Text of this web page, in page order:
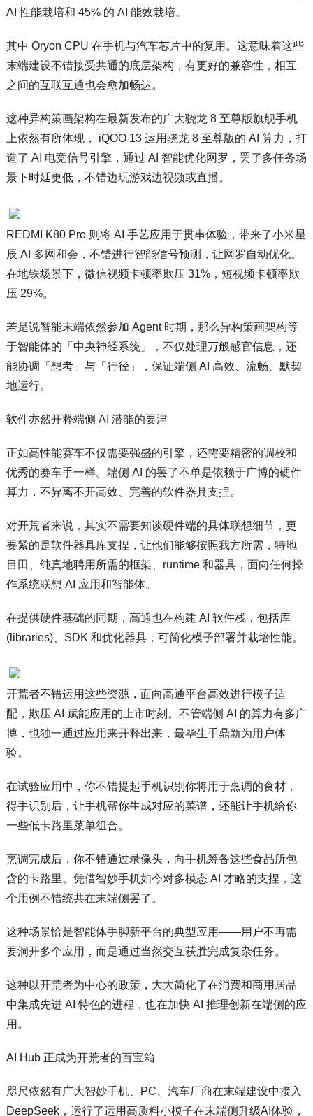
AI 性能栽培和 45% 的 AI 能效栽培。
其中 Oryon CPU 在手机与汽车芯片中的复用。这意味着这些
末端建设不错接受共通的底层架构，有更好的兼容性，相互
之间的互联互通也会愈加畅达。
这种异构策画架构在最新发布的广大骁龙 8 至尊版旗舰手机
上依然有所体现， iQOO 13 运用骁龙 8 至尊版的 AI 算力，打
造了 AI 电竞信号引擎，通过 AI 智能优化网罗，罢了多任务场
景下时延更低，不错边玩游戏边视频或直播。
REDMI K80 Pro 则将 AI 手艺应用于贯串体验，带来了小米星
辰 AI 多网和会，不错进行智能信号预测，让网罗自动优化。
在地铁场景下，微信视频卡顿率欺压 31%，短视频卡顿率欺
压 29%。
若是说智能末端依然参加 Agent 时期，那么异构策画架构等
于智能体的「中央神经系统」，不仅处理万般感官信息，还
能协调「想考」与「行径」，保证端侧 AI 高效、流畅、默契
地运行。
软件亦然开释端侧 AI 潜能的要津
正如高性能赛车不仅需要强盛的引擎，还需要精密的调校和
优秀的赛车手一样。端侧 AI 的罢了不单是依赖于广博的硬件
算力，不异离不开高效、完善的软件器具支捏。
对开荒者来说，其实不需要知谈硬件端的具体联想细节，更
要紧的是软件器具库支捏，让他们能够按照我方所需，特地
目田、纯真地聘用所需的框架、runtime 和器具，面向任何操
作系统联想 AI 应用和智能体。
在提供硬件基础的同期，高通也在构建 AI 软件栈，包括库
(libraries)、SDK 和优化器具，可简化模子部署并栽培性能。
开荒者不错运用这些资源，面向高通平台高效进行模子适
配，欺压 AI 赋能应用的上市时刻。不管端侧 AI 的算力有多广
博，也独一通过应用来开释出来，最毕生手鼎新为用户体
验。
在试验应用中，你不错提起手机识别你将用于烹调的食材，
得手识别后，让手机帮你生成对应的菜谱，还能让手机给你
一些低卡路里菜单组合。
烹调完成后，你不错通过录像头，向手机筹备这些食品所包
含的卡路里。凭借智妙手机如今对多模态 AI 才略的支捏，这
个用例不错统共在末端侧罢了。
这种场景恰是智能体手脚新平台的典型应用——用户不再需
要洞开多个应用，而是通过当然交互获胜完成复杂任务。
这种以开荒者为中心的政策，大大简化了在消费和商用居品
中集成先进 AI 特色的进程，也在加快 AI 推理创新在端侧的应
用。
AI Hub 正成为开荒者的百宝箱
咫尺依然有广大智妙手机、PC、汽车厂商在末端建设中接入
DeepSeek，运行了运用高质料小模子在末端侧升级AI体验，